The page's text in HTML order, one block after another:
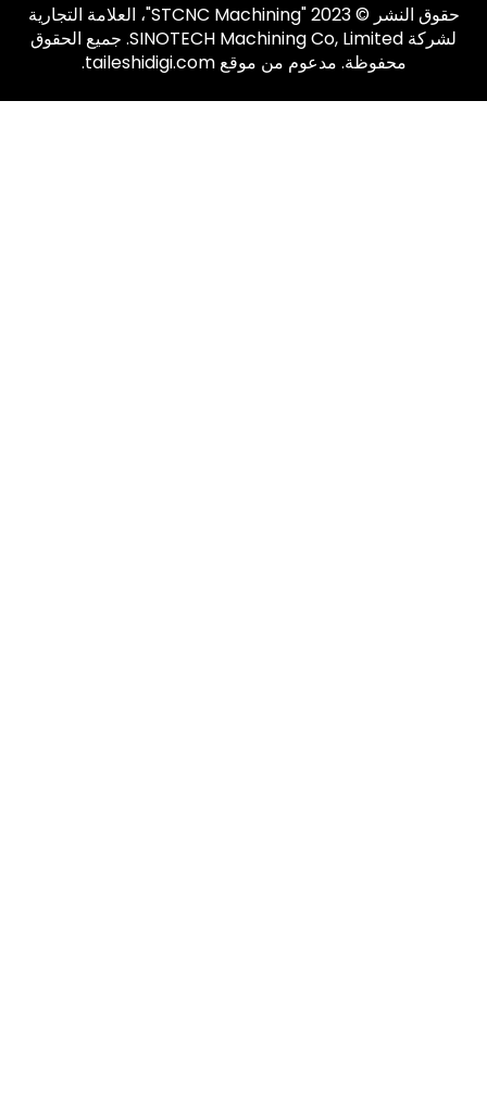
حقوق النشر © 2023 "STCNC Machining"، العلامة التجارية
لشركة SINOTECH Machining Co, Limited. جميع الحقوق
محفوظة. مدعوم من موقع taileshidigi.com.